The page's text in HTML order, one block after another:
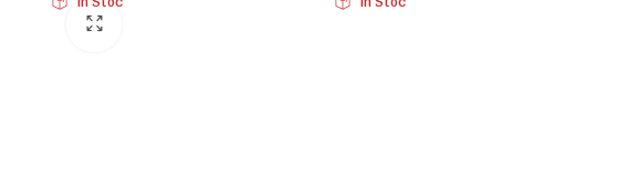
inițial
curent
inițial
curent